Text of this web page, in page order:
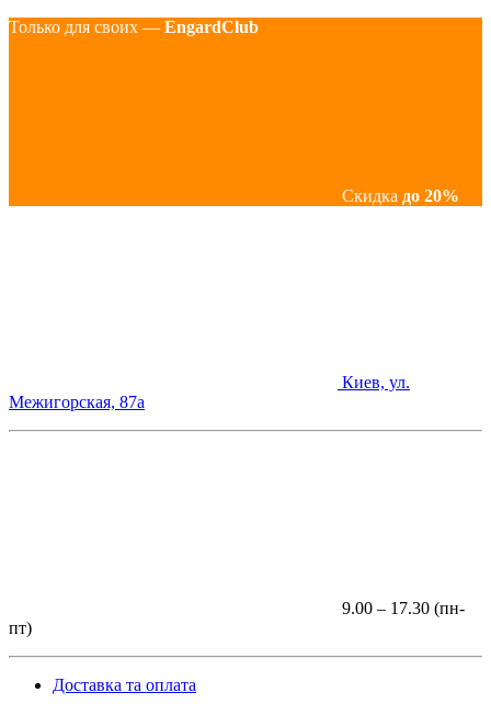
Только для своих — EngardClub
Скидка до 20%
Киев, ул.
Межигорская, 87а
9.00 – 17.30 (пн-
пт)
Доставка та оплата